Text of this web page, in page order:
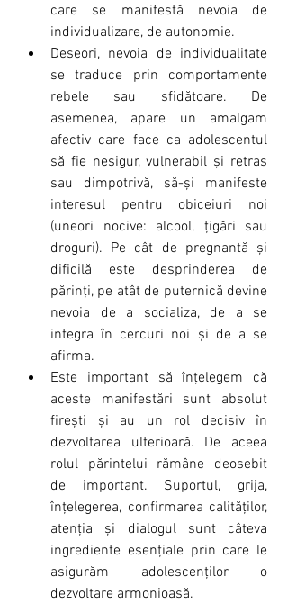
care se manifestă nevoia de
individualizare, de autonomie.
Deseori, nevoia de individualitate
se traduce prin comportamente
rebele sau sfidătoare. De
asemenea, apare un amalgam
afectiv care face ca adolescentul
să fie nesigur, vulnerabil și retras
sau dimpotrivă, să-și manifeste
interesul pentru obiceiuri noi
(uneori nocive: alcool, țigări sau
droguri). Pe cât de pregnantă și
dificilă este desprinderea de
părinți, pe atât de puternică devine
nevoia de a socializa, de a se
integra în cercuri noi și de a se
afirma.
Este important să înțelegem că
aceste manifestări sunt absolut
firești și au un rol decisiv în
dezvoltarea ulterioară. De aceea
rolul părintelui rămâne deosebit
de important. Suportul, grija,
înțelegerea, confirmarea calităților,
atenția și dialogul sunt câteva
ingrediente esențiale prin care le
asigurăm adolescenților o
dezvoltare armonioasă.